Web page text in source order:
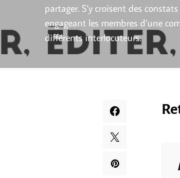
partager. S’y croisent des
engageant les membres d’une
différents interlocuteurs.